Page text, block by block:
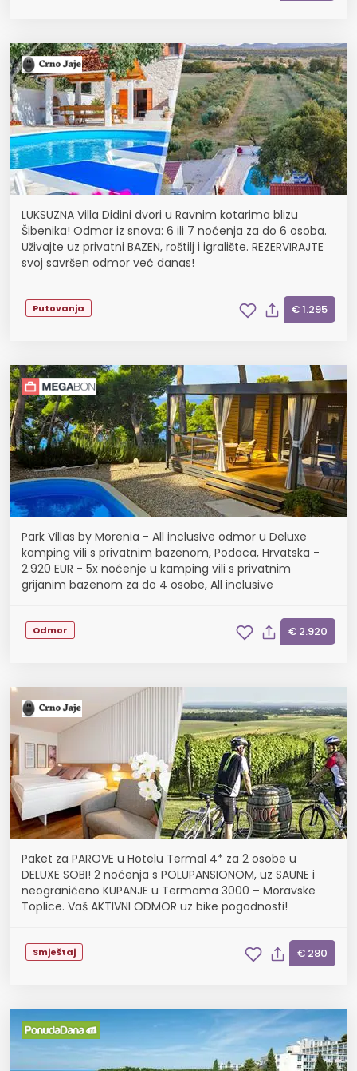
LUKSUZNA Villa Didini dvori u Ravnim kotarima blizu
Šibenika! Odmor iz snova: 6 ili 7 noćenja za do 6 osoba.
Uživajte uz privatni BAZEN, roštilj i igralište. REZERVIRAJTE
svoj savršen odmor već danas!
Putovanja € 1.295
Park Villas by Morenia - All inclusive odmor u Deluxe
kamping vili s privatnim bazenom, Podaca, Hrvatska -
2.920 EUR - 5x noćenje u kamping vili s privatnim
grijanim bazenom za do 4 osobe, All inclusive
Odmor € 2.920
Paket za PAROVE u Hotelu Termal 4* za 2 osobe u
DELUXE SOBI! 2 noćenja s POLUPANSIONOM, uz SAUNE i
neograničeno KUPANJE u Termama 3000 – Moravske
Toplice. Vaš AKTIVNI ODMOR uz bike pogodnosti!
Smještaj € 280